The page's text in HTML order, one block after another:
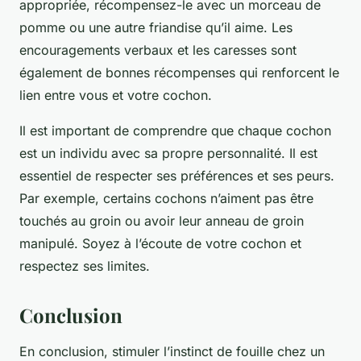
appropriée, récompensez-le avec un morceau de
pomme ou une autre friandise qu’il aime. Les
encouragements verbaux et les caresses sont
également de bonnes récompenses qui renforcent le
lien entre vous et votre cochon.
Il est important de comprendre que chaque cochon
est un individu avec sa propre personnalité. Il est
essentiel de respecter ses préférences et ses peurs.
Par exemple, certains cochons n’aiment pas être
touchés au groin ou avoir leur anneau de groin
manipulé. Soyez à l’écoute de votre cochon et
respectez ses limites.
Conclusion
En conclusion, stimuler l’instinct de fouille chez un